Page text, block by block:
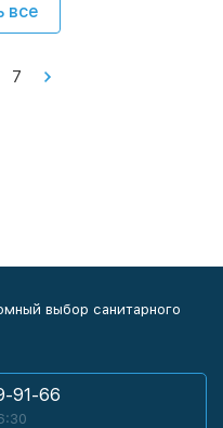
все
7
выбор санитарного
91-66